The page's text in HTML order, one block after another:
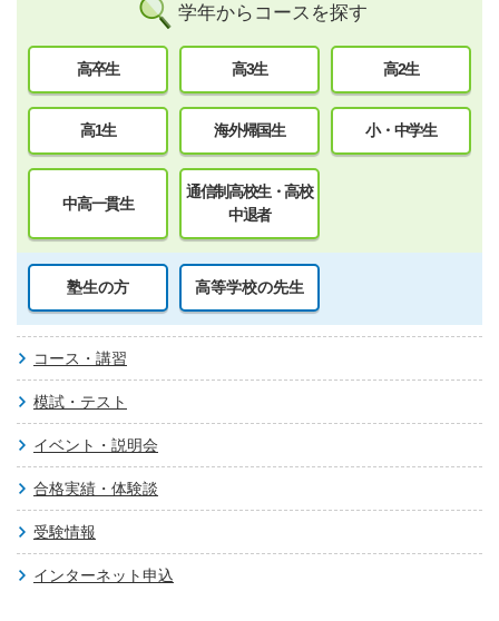
学年からコースを探す
高卒生 高3生 高2生
高1生 海外帰国生 小・中学生
中高一貫生
通信制高校生・高校
中退者
塾生の方 高等学校の先生
コース・講習
模試・テスト
イベント・説明会
合格実績・体験談
受験情報
インターネット申込